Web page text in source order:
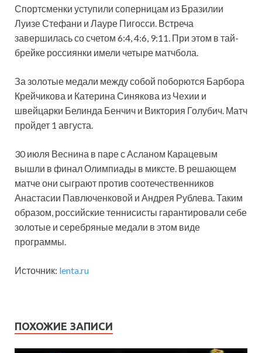
Спортсменки уступили соперницам из Бразилии
Луизе Стефани и Лауре Пигосси. Встреча
завершилась со счетом 6:4, 4:6, 9:11. При этом в тай-
брейке россиянки имели четыре матчбола.
За золотые медали между собой поборются Барбора
Крейчикова и Катерина Синякова из Чехии и
швейцарки Белинда Бенчич и Виктория Голубич. Матч
пройдет 1 августа.
30 июля Веснина в паре с Асланом Карацевым
вышли в финал Олимпиады в миксте. В решающем
матче они сыграют против соотечественников
Анастасии Павлюченковой и Андрея Рублева. Таким
образом, российские теннисисты гарантировали себе
золотые и серебряные медали в этом виде
программы.
Источник: lenta.ru
ПОХОЖИЕ ЗАПИСИ